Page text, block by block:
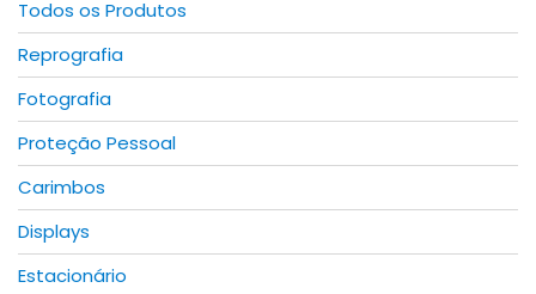
on
product
Todos os Produtos
Reprografia
Fotografia
Proteção Pessoal
Carimbos
Displays
Estacionário